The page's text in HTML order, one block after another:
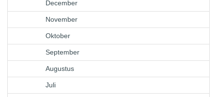
December
November
Oktober
September
Augustus
Juli